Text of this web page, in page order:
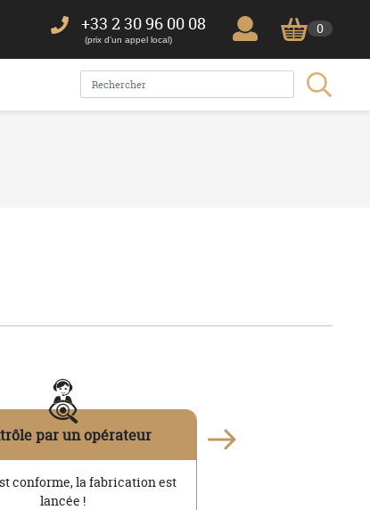
+33 2 30 96 00 08
(prix d'un appel local)
0
par un opérateur
conforme, la fabrication est
lancée !